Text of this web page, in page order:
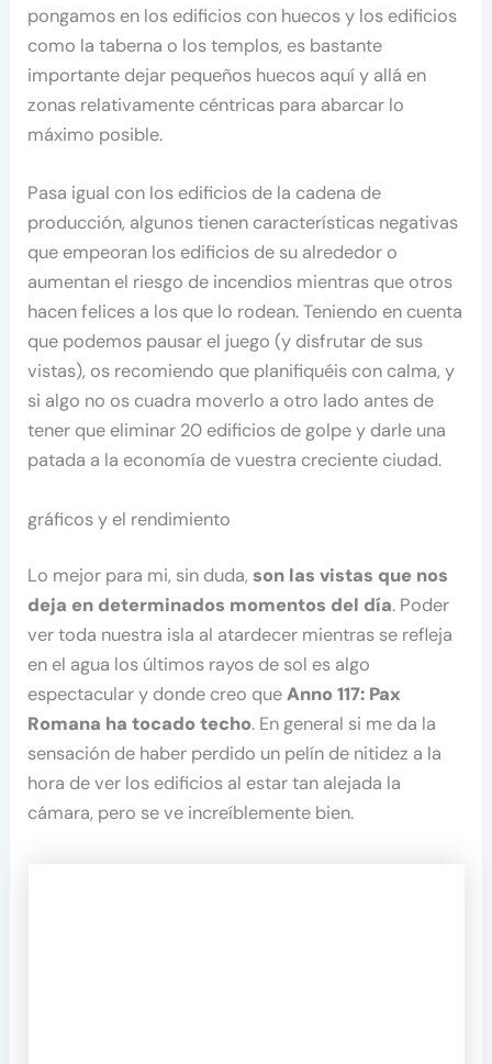
pongamos en los edificios con huecos y los edificios
como la taberna o los templos, es bastante
importante dejar pequeños huecos aquí y allá en
zonas relativamente céntricas para abarcar lo
máximo posible.
Pasa igual con los edificios de la cadena de
producción, algunos tienen características negativas
que empeoran los edificios de su alrededor o
aumentan el riesgo de incendios mientras que otros
hacen felices a los que lo rodean. Teniendo en cuenta
que podemos pausar el juego (y disfrutar de sus
vistas), os recomiendo que planifiquéis con calma, y
si algo no os cuadra moverlo a otro lado antes de
tener que eliminar 20 edificios de golpe y darle una
patada a la economía de vuestra creciente ciudad.
gráficos y el rendimiento
Lo mejor para mi, sin duda,son las vistas que nos
deja en determinados momentos del día. Poder
ver toda nuestra isla al atardecer mientras se refleja
en el agua los últimos rayos de sol es algo
espectacular y donde creo queAnno 117: Pax
Romana ha tocado techo. En general si me da la
sensación de haber perdido un pelín de nitidez a la
hora de ver los edificios al estar tan alejada la
cámara, pero se ve increíblemente bien.